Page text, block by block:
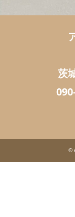
茨
©